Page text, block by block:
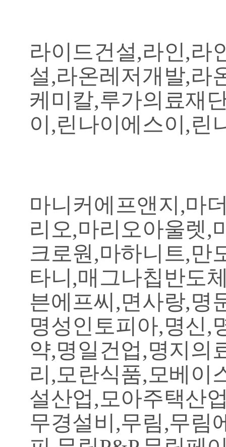
라이드건설,라인,라
설,라온레저개발,라
케미칼,루가의료재
이,린나이에스이,린
마니커에프앤지,마
리오,마리오아울렛,
크로원,마하니트,만
타니,매그나칩반도
븐에프씨,면사랑,명
명성인토피아,명신,
약,명일건업,명지의
리,모란식품,모베이
설산업,모아주택산
무경설비,무림,무림